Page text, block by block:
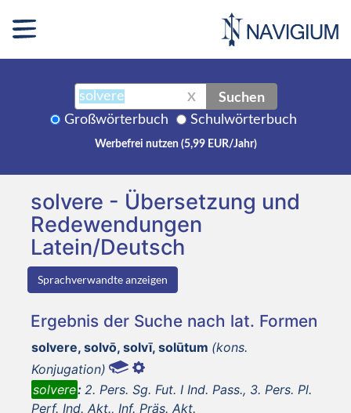
X Suchen
Großwörterbuch Schulwörterbuch
Werbefrei nutzen (5,99 EUR/Jahr)
solvere - Übersetzung und
Redewendungen
Latein/Deutsch
Sprachverwandte anzeigen
Ergebnis der Suche nach lat. Formen
solvere, solvō, solvī, solūtum (kons.
Konjugation)
solvere: 2. Pers. Sg. Fut. I Ind. Pass., 3. Pers. Pl.
Perf. Ind. Akt., Inf. Präs. Akt.